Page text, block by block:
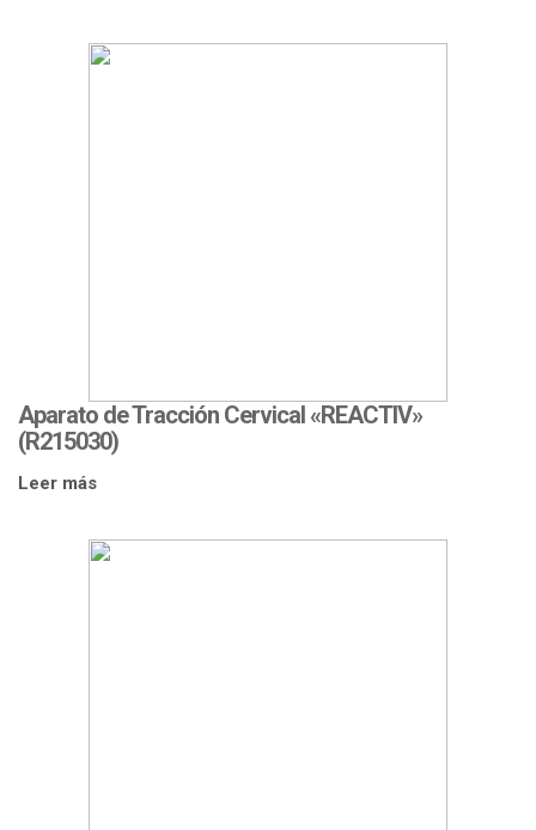
Aparato de Tracción Cervical «REACTIV»
(R215030)
Leer más